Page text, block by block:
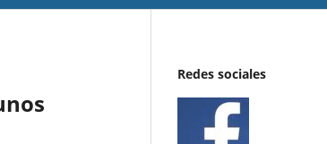
Redes sociales